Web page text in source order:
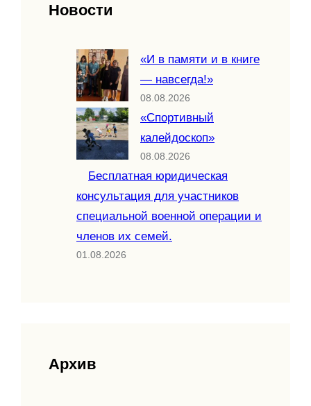
Новости
«И в памяти и в книге
— навсегда!»
08.08.2026
«Спортивный
калейдоскоп»
08.08.2026
Бесплатная юридическая
консультация для участников
специальной военной операции и
членов их семей.
01.08.2026
Архив